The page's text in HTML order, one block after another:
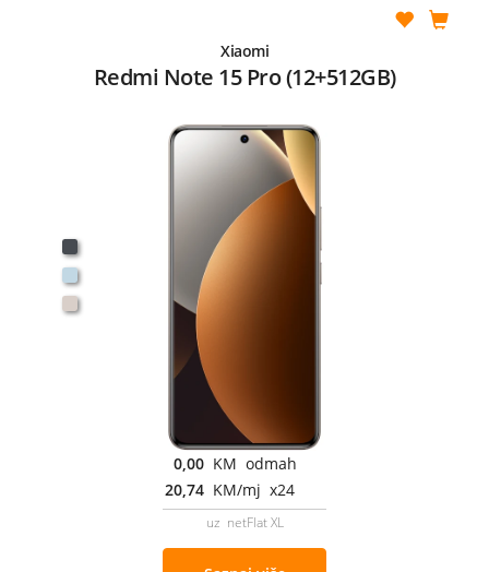
Xiaomi
Redmi Note 15 Pro (12+512GB)
0,00 KM odmah
20,74 KM/mj x24
uz netFlat XL